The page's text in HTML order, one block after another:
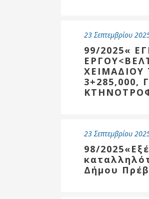
23 Σεπτεμβρίου
99/2025«
3+285,000,
23 Σεπτεμβρίου
98/
Δήμου